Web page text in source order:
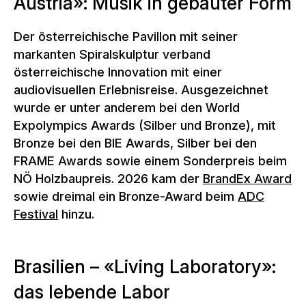
Der österreichische Pavillon mit seiner
markanten Spiralskulptur verband
österreichische Innovation mit einer
audiovisuellen Erlebnisreise. Ausgezeichnet
wurde er unter anderem bei den World
Expolympics Awards (Silber und Bronze), mit
Bronze bei den BIE Awards, Silber bei den
FRAME Awards sowie einem Sonderpreis beim
NÖ Holzbaupreis. 2026 kam der BrandEx Award
sowie dreimal ein Bronze-Award beim ADC
Festival hinzu.
Brasilien – «Living Laboratory»:
das lebende Labor